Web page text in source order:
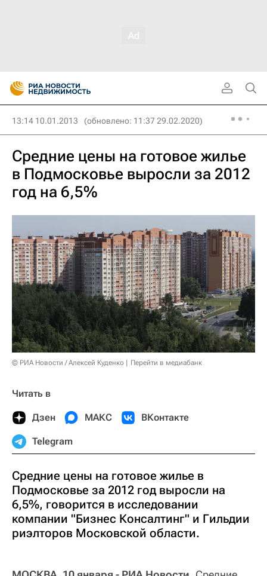
13:14 10.01.2013 (обновлено: 11:37 29.02.2020)
Средние цены на готовое жилье
в Подмосковье выросли за 2012
год на 6,5%
© РИА Новости / Алексей Куденко Перейти в медиабанк
Читать в
Дзен МАКС ВКонтакте
Telegram
Средние цены на готовое жилье в
Подмосковье за 2012 год выросли на
6,5%, говорится в исследовании
компании "Бизнес Консалтинг" и Гильдии
риэлторов Московской области.